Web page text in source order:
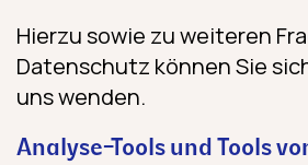
Hierzu sowie zu weiteren
Datenschutz können Sie
uns wenden.
Analyse-Tools und Tools